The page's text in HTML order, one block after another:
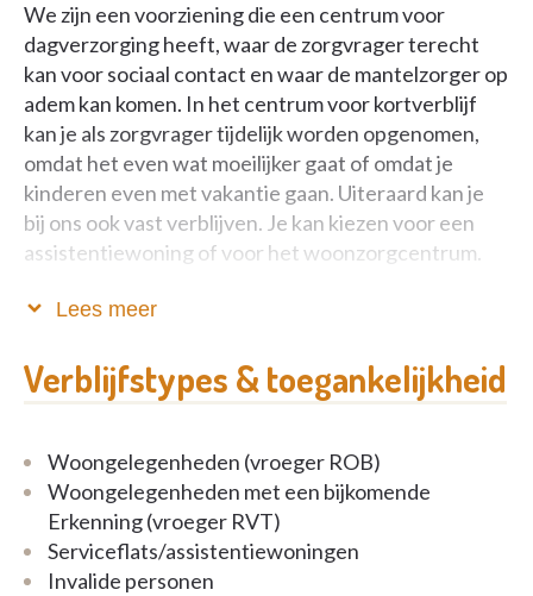
We zijn een voorziening die een centrum voor
dagverzorging heeft, waar de zorgvrager terecht
kan voor sociaal contact en waar de mantelzorger op
adem kan komen. In het centrum voor kortverblijf
kan je als zorgvrager tijdelijk worden opgenomen,
omdat het even wat moeilijker gaat of omdat je
kinderen even met vakantie gaan. Uiteraard kan je
bij ons ook vast verblijven. Je kan kiezen voor een
assistentiewoning of voor het woonzorgcentrum.
Voor ons is kwaliteit van zorg, wonen en leven erg
We willen samen bekijken hoe we jouw leven nog
zinvol maken en inzetten op wat voor jou belangrijk
Onze voorziening is een autonome vzw. We behoren
niet tot een groep.
Lees meer
Verblijfstypes & toegankelijkheid
Woongelegenheden (vroeger ROB)
Woongelegenheden met een bijkomende
Erkenning (vroeger RVT)
Serviceflats/assistentiewoningen
Invalide personen